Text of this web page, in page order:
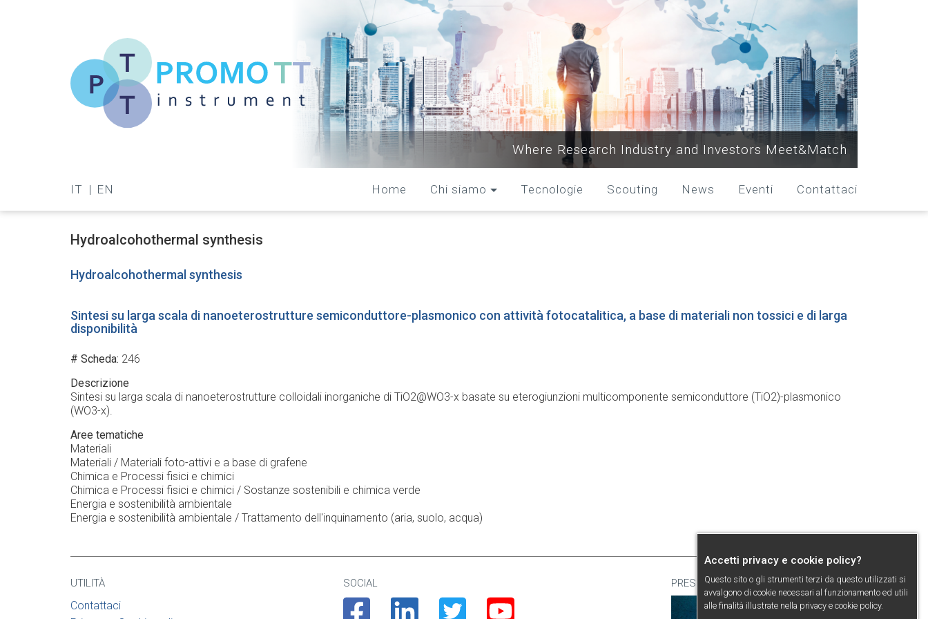
TT
Where Research Industry and Investors Meet&Match
IT EN Home Chi siamo Tecnologie Scouting News Eventi Contattaci
Hydroalcohothermal synthesis
Hydroalcohothermal synthesis
Sintesi su larga scala di nanoeterostrutture semiconduttore-plasmonico con attività fotocatalitica, a base di materiali non tossici e di larga
disponibilità
# Scheda 246
Descrizione
Sintesi su larga scala di nanoeterostrutture colloidali inorganiche di TiO2@WO3-x basate su eterogiunzioni multicomponente semiconduttore (TiO2)-plasmonico
(WO3-x).
Aree tematiche
Materiali
Materiali / Materiali foto-attivi e a base di grafene
Chimica e Processi fisici e chimici
Chimica e Processi fisici e chimici / Sostanze sostenibili e chimica verde
Energia e sostenibilità ambientale
Energia e sostenibilità ambientale / Trattamento dell'inquinamento (aria, suolo, acqua)
UTILITÀ
Contattaci
SOCIAL
FacebookLinkedin Twitter Youtube
PRESENTAZIONE
Accetti privacy e cookie policy?
Questo sito o gli strumenti terzi da questo utilizzati si
avvalgono di cookie necessari al funzionamento ed utili
alle finalità illustrate nella privacy e cookie policy.